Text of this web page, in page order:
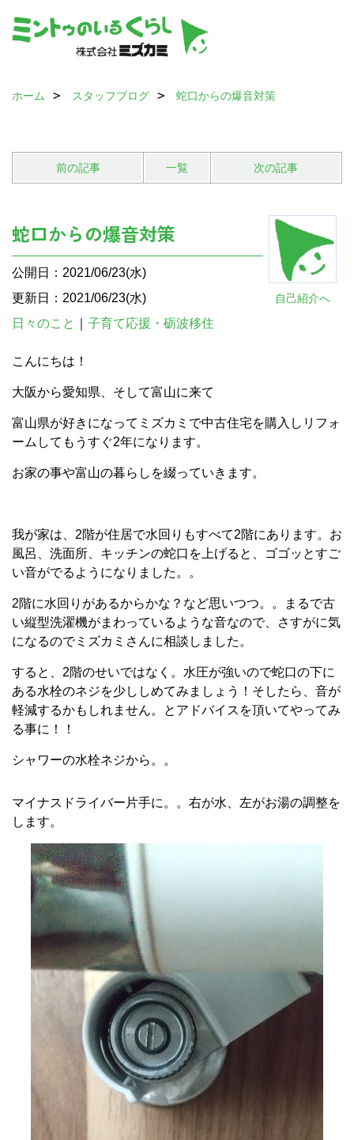
ホーム スタッフブログ 蛇口からの爆音対策
前の記事 一覧 次の記事
自己紹介へ
蛇口からの爆音対策
公開日：2021/06/23(水)
更新日：2021/06/23(水)
日々のこと
子育て応援・砺波移住
こんにちは！
大阪から愛知県、そして富山に来て
富山県が好きになってミズカミで中古住宅を購入しリフォ
ームしてもうすぐ2年になります。
お家の事や富山の暮らしを綴っていきます。
我が家は、2階が住居で水回りもすべて2階にあります。お
風呂、洗面所、キッチンの蛇口を上げると、ゴゴッとすご
い音がでるようになりました。。
2階に水回りがあるからかな？など思いつつ。。まるで古
い縦型洗濯機がまわっているような音なので、さすがに気
になるのでミズカミさんに相談しました。
すると、2階のせいではなく。水圧が強いので蛇口の下に
ある水栓のネジを少ししめてみましょう！そしたら、音が
軽減するかもしれません。とアドバイスを頂いてやってみ
る事に！！
シャワーの水栓ネジから。。
マイナスドライバー片手に。。右が水、左がお湯の調整を
します。